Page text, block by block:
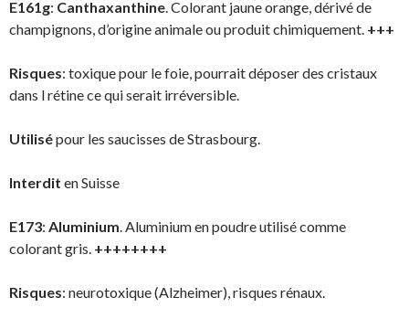
E161g: Canthaxanthine. Colorant jaune orange, dérivé de
champignons, d’origine animale ou produit chimiquement. +++
Risques: toxique pour le foie, pourrait déposer des cristaux
dans l rétine ce qui serait irréversible.
Utilisépour les saucisses de Strasbourg.
Interdit en Suisse
E173: Aluminium. Aluminium en poudre utilisé comme
colorant gris. ++++++++
Risques: neurotoxique (Alzheimer), risques rénaux.